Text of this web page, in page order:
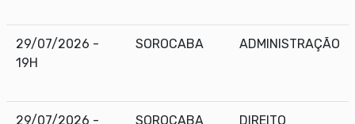
29/07/2026 -
19H
SOROCABA ADMINISTRAÇÃO
29/07/2026 -
SOROCABA DIREITO